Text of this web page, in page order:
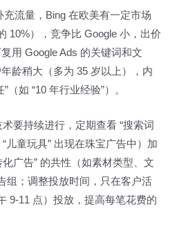
充流量，Bing 在欧美有一定市场
10%），竞争比 Google 小，出价
用 Google Ads 的关键词和文
龄稍大（多为 35 岁以上），内
（如 “10 年行业经验”）。
术要持续进行，定期查看 “搜索词
儿童玩具” 出现在珠宝广告中）加
广告” 的共性（如素材类型、文
组；调整投放时间，只在客户活
9-11 点）投放，提高每笔花费的